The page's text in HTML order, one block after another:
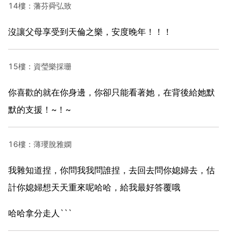
14樓：藩芬舜弘致
沒讓父母享受到天倫之樂，安度晚年！！！
15樓：資瑩樂採珊
你喜歡的就在你身邊，你卻只能看著她，在背後給她默
默的支援！~！~
16樓：薄瓔脫雅嫻
我雜知道捏，你問我我問誰捏，去回去問你媳婦去，估
計你媳婦想天天重來呢哈哈，給我最好答覆哦
哈哈拿分走人```